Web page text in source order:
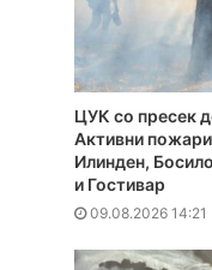
ЦУК со пресек
Активни
Илинден,
и Гостивар
09.08.2026 14:21